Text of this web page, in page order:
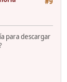
para descargar